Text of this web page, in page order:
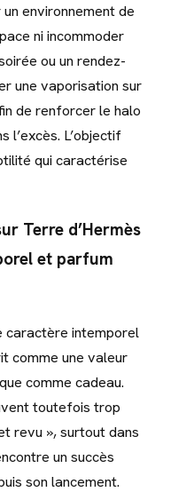
environnement de
ni incommoder
ou un rendez-
une vaporisation sur
de renforcer le halo
l’excès. L’objectif
qui caractérise
Terre d’Hermès
et parfum
caractère intemporel
comme une valeur
comme cadeau.
toutefois trop
revu », surtout dans
un succès
son lancement.